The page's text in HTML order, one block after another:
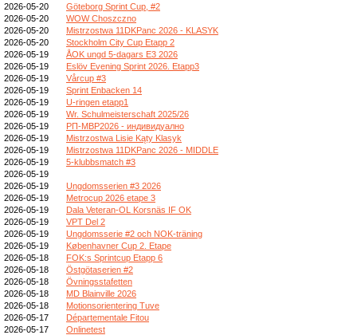
2026-05-20
Göteborg Sprint Cup, #2
2026-05-20
WOW Choszczno
2026-05-20
Mistrzostwa 11DKPanc 2026 - KLASYK
2026-05-20
Stockholm City Cup Etapp 2
2026-05-19
ÅOK ungd 5-dagars E3 2026
2026-05-19
Eslöv Evening Sprint 2026. Etapp3
2026-05-19
Vårcup #3
2026-05-19
Sprint Enbacken 14
2026-05-19
U-ringen etapp1
2026-05-19
Wr. Schulmeisterschaft 2025/26
2026-05-19
РП-МВР2026 - индивидуално
2026-05-19
Mistrzostwa Lisie Kąty Klasyk
2026-05-19
Mistrzostwa 11DKPanc 2026 - MIDDLE
2026-05-19
5-klubbsmatch #3
2026-05-19
2026-05-19
Ungdomsserien #3 2026
2026-05-19
Metrocup 2026 etape 3
2026-05-19
Dala Veteran-OL Korsnäs IF OK
2026-05-19
VPT Del 2
2026-05-19
Ungdomsserie #2 och NOK-träning
2026-05-19
Københavner Cup 2. Etape
2026-05-18
FOK:s Sprintcup Etapp 6
2026-05-18
Östgötaserien #2
2026-05-18
Övningsstafetten
2026-05-18
MD Blainville 2026
2026-05-18
Motionsorientering Tuve
2026-05-17
Départementale Fitou
2026-05-17
Onlinetest